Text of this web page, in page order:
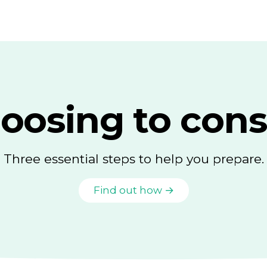
to
Three essential steps to help you prepare.
Find out how →